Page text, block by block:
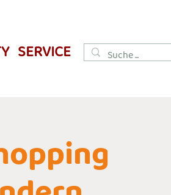
SERVICE